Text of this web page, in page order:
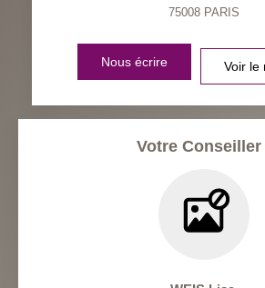
75008 PARIS
Nous écrire Voir le
Votre Conseiller